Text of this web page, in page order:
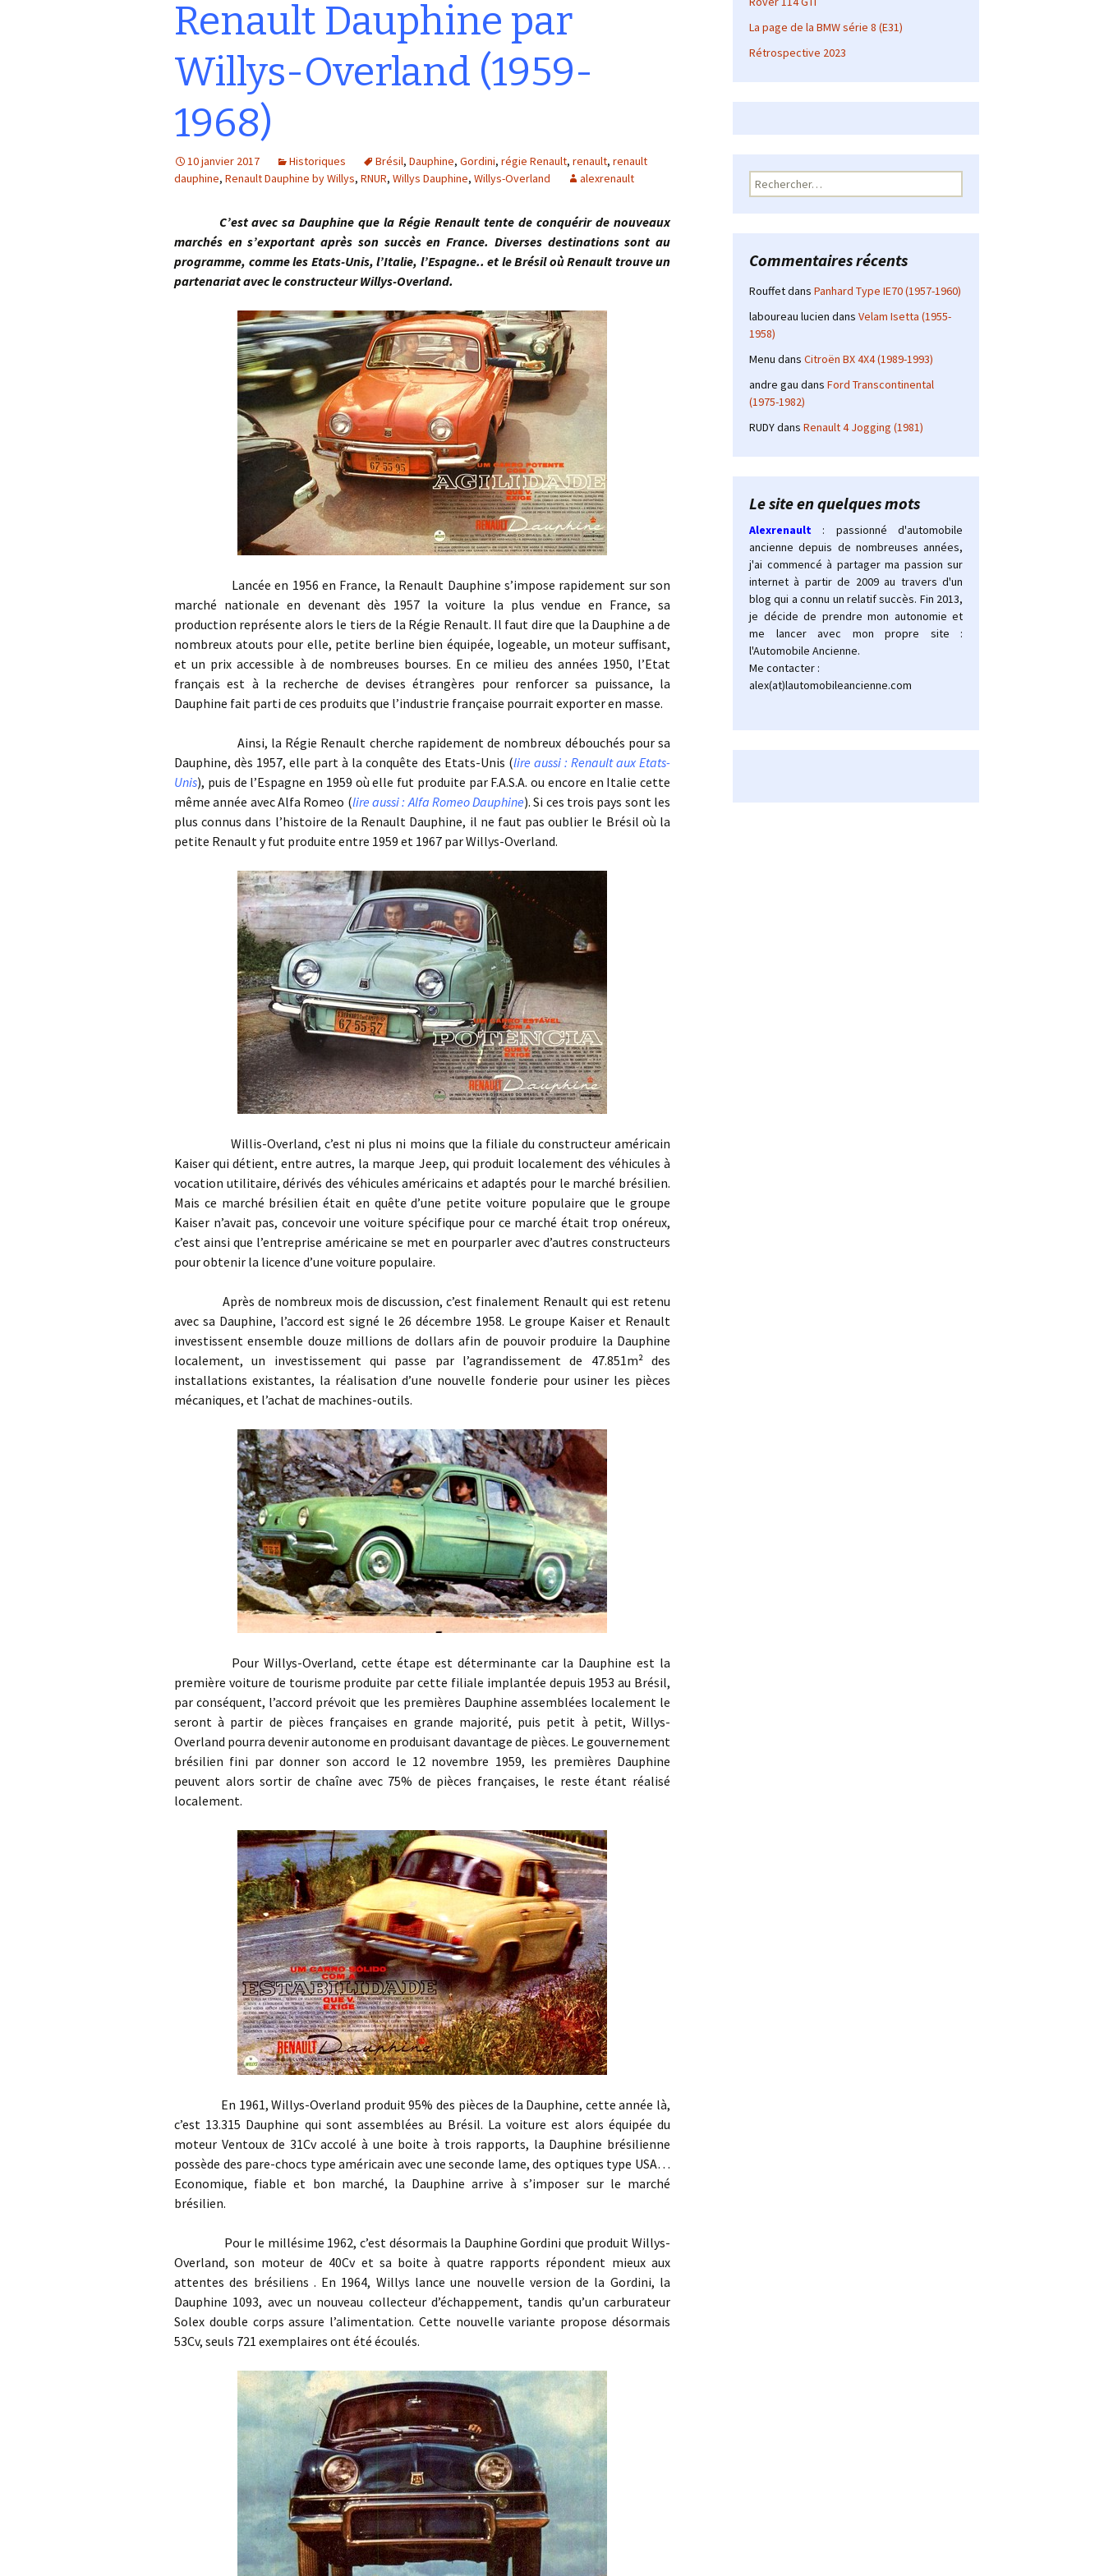
Renault Dauphine par
Willys-Overland (1959-
1968)
10 janvier 2017 Historiques Brésil, Dauphine, Gordini, régie Renault, renault, renault
dauphine, Renault Dauphine by Willys, RNUR, Willys Dauphine, Willys-Overland alexrenault
C’est avec sa Dauphine que la Régie Renault tente de conquérir de nouveaux
marchés en s’exportant après son succès en France. Diverses destinations sont au
programme, comme les Etats-Unis, l’Italie, l’Espagne.. et le Brésil où Renault trouve un
partenariat avec le constructeur Willys-Overland.
Lancée en 1956 en France, la Renault Dauphine s’impose rapidement sur son
marché nationale en devenant dès 1957 la voiture la plus vendue en France, sa
production représente alors le tiers de la Régie Renault. Il faut dire que la Dauphine a de
nombreux atouts pour elle, petite berline bien équipée, logeable, un moteur suffisant,
et un prix accessible à de nombreuses bourses. En ce milieu des années 1950, l’Etat
français est à la recherche de devises étrangères pour renforcer sa puissance, la
Dauphine fait parti de ces produits que l’industrie française pourrait exporter en masse.
Ainsi, la Régie Renault cherche rapidement de nombreux débouchés pour sa
Dauphine, dès 1957, elle part à la conquête des Etats-Unis (lire aussi : Renault aux Etats-
Unis), puis de l’Espagne en 1959 où elle fut produite par F.A.S.A. ou encore en Italie cette
même année avec Alfa Romeo (lire aussi : Alfa Romeo Dauphine). Si ces trois pays sont les
plus connus dans l’histoire de la Renault Dauphine, il ne faut pas oublier le Brésil où la
petite Renault y fut produite entre 1959 et 1967 par Willys-Overland.
Willis-Overland, c’est ni plus ni moins que la filiale du constructeur américain
Kaiser qui détient, entre autres, la marque Jeep, qui produit localement des véhicules à
vocation utilitaire, dérivés des véhicules américains et adaptés pour le marché brésilien.
Mais ce marché brésilien était en quête d’une petite voiture populaire que le groupe
Kaiser n’avait pas, concevoir une voiture spécifique pour ce marché était trop onéreux,
c’est ainsi que l’entreprise américaine se met en pourparler avec d’autres constructeurs
pour obtenir la licence d’une voiture populaire.
Après de nombreux mois de discussion, c’est finalement Renault qui est retenu
avec sa Dauphine, l’accord est signé le 26 décembre 1958. Le groupe Kaiser et Renault
investissent ensemble douze millions de dollars afin de pouvoir produire la Dauphine
localement, un investissement qui passe par l’agrandissement de 47.851m² des
installations existantes, la réalisation d’une nouvelle fonderie pour usiner les pièces
mécaniques, et l’achat de machines-outils.
Pour Willys-Overland, cette étape est déterminante car la Dauphine est la
première voiture de tourisme produite par cette filiale implantée depuis 1953 au Brésil,
par conséquent, l’accord prévoit que les premières Dauphine assemblées localement le
seront à partir de pièces françaises en grande majorité, puis petit à petit, Willys-
Overland pourra devenir autonome en produisant davantage de pièces. Le gouvernement
brésilien fini par donner son accord le 12 novembre 1959, les premières Dauphine
peuvent alors sortir de chaîne avec 75% de pièces françaises, le reste étant réalisé
localement.
En 1961, Willys-Overland produit 95% des pièces de la Dauphine, cette année là,
c’est 13.315 Dauphine qui sont assemblées au Brésil. La voiture est alors équipée du
moteur Ventoux de 31Cv accolé à une boite à trois rapports, la Dauphine brésilienne
possède des pare-chocs type américain avec une seconde lame, des optiques type USA…
Economique, fiable et bon marché, la Dauphine arrive à s’imposer sur le marché
brésilien.
Pour le millésime 1962, c’est désormais la Dauphine Gordini que produit Willys-
Overland, son moteur de 40Cv et sa boite à quatre rapports répondent mieux aux
attentes des brésiliens . En 1964, Willys lance une nouvelle version de la Gordini, la
Dauphine 1093, avec un nouveau collecteur d’échappement, tandis qu’un carburateur
Solex double corps assure l’alimentation. Cette nouvelle variante propose désormais
53Cv, seuls 721 exemplaires ont été écoulés.
La page de la BMW série 8 (E31)
Rétrospective 2023
Rechercher :
Commentaires récents
Rouffetdans Panhard Type IE70 (1957-1960)
laboureau lucien dans Velam Isetta (1955-
1958)
Menu dans Citroën BX 4X4 (1989-1993)
andre gau dans Ford Transcontinental
(1975-1982)
RUDYdans Renault 4 Jogging (1981)
Le site en quelques mots
Alexrenault
: passionné d'automobile
ancienne depuis de nombreuses années,
j'ai commencé à partager ma passion sur
internet à partir de 2009 au travers d'un
blog qui a connu un relatif succès. Fin 2013,
je décide de prendre mon autonomie et
me lancer avec mon propre site :
l'Automobile Ancienne.
Me contacter :
alex(at)lautomobileancienne.com